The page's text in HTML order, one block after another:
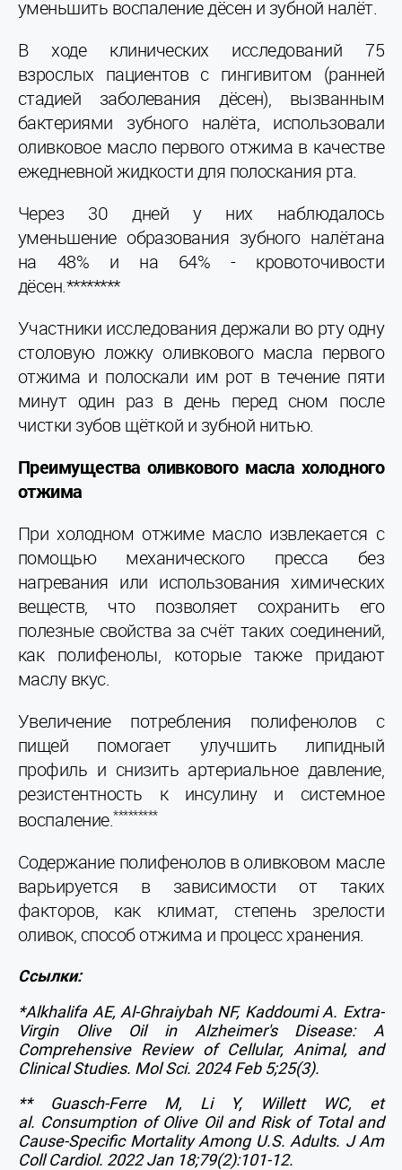
уменьшить воспаление дёсен и зубной налёт.
В ходе клинических исследований 75
взрослых пациентов с гингивитом (ранней
стадией заболевания дёсен), вызванным
бактериями зубного налёта, использовали
оливковое масло первого отжима в качестве
ежедневной жидкости для полоскания рта.
Через 30 дней у них наблюдалось
уменьшение образования зубного налётана
на 48% и на 64% - кровоточивости
дёсен.********
Участники исследования держали во рту одну
столовую ложку оливкового масла первого
отжима и полоскали им рот в течение пяти
минут один раз в день перед сном после
чистки зубов щёткой и зубной нитью.
Преимущества оливкового масла холодного
отжима
При холодном отжиме масло извлекается с
помощью механического пресса без
нагревания или использования химических
веществ, что позволяет сохранить его
полезные свойства за счёт таких соединений,
как полифенолы, которые также придают
маслу вкус.
Увеличение потребления полифенолов с
пищей помогает улучшить липидный
профиль и снизить артериальное давление,
резистентность к инсулину и системное
воспаление.*********
Содержание полифенолов в оливковом масле
варьируется в зависимости от таких
факторов, как климат, степень зрелости
оливок, способ отжима и процесс хранения.
Ссылки:
*Alkhalifa AE, Al-Ghraiybah NF, Kaddoumi A. Extra-
Virgin Olive Oil in Alzheimer's Disease: A
Comprehensive Review of Cellular, Animal, and
Clinical Studies. Mol Sci. 2024 Feb 5;25(3).
** Guasch-Ferre M, Li Y, Willett WC, et
al. Consumption of Olive Oil and Risk of Total and
Cause-Specific Mortality Among U.S. Adults. J Am
Coll Cardiol. 2022 Jan 18;79(2):101-12.